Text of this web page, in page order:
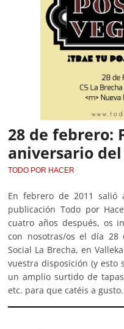
28 de febrero:
aniversario
TODO POR HACER
En febrero de 2011
publicación Todo por
cuatro años después, os
con nosotras/os el día
Social La Brecha, en
vuestra disposición (y
un amplio surtido de
etc. para que catéis a